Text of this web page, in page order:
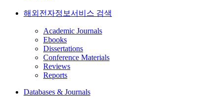
해외전자정보서비스 검색
Academic Journals
Ebooks
Dissertations
Conference Materials
Reviews
Reports
Databases & Journals